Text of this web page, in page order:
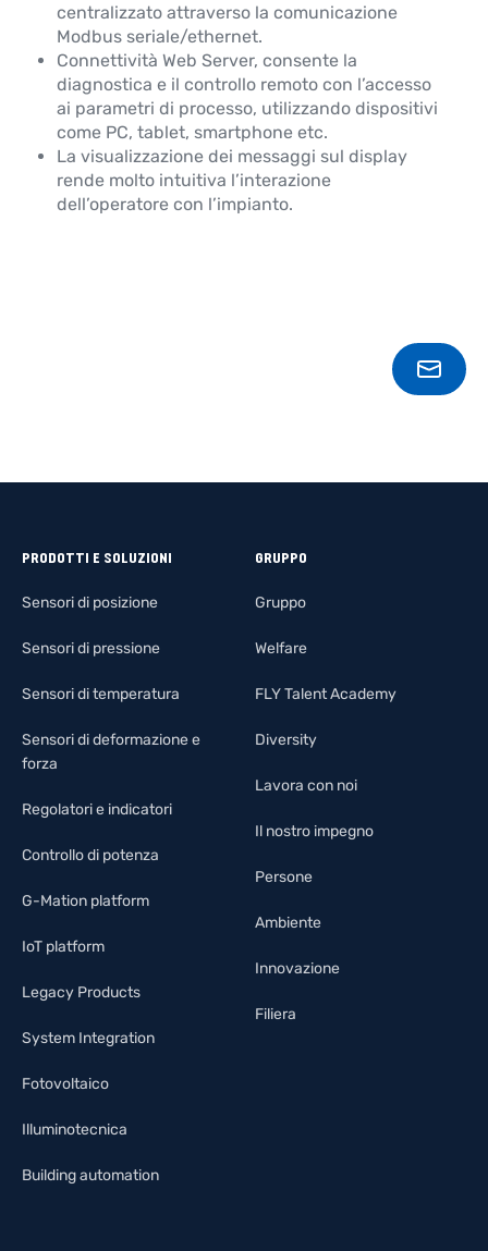
centralizzato attraverso la comunicazione
Modbus seriale/ethernet.
Connettività Web Server, consente la
diagnostica e il controllo remoto con l’accesso
ai parametri di processo, utilizzando dispositivi
come PC, tablet, smartphone etc.
La visualizzazione dei messaggi sul display
rende molto intuitiva l’interazione
dell’operatore con l’impianto.
PRODOTTI E SOLUZIONI
Sensori di posizione
Sensori di pressione
Sensori di temperatura
Sensori di deformazione e
forza
Regolatori e indicatori
Controllo di potenza
G-Mation platform
IoT platform
Legacy Products
System Integration
Fotovoltaico
Illuminotecnica
Building automation
GRUPPO
Gruppo
Welfare
FLY Talent Academy
Diversity
Lavora con noi
Il nostro impegno
Persone
Ambiente
Innovazione
Filiera